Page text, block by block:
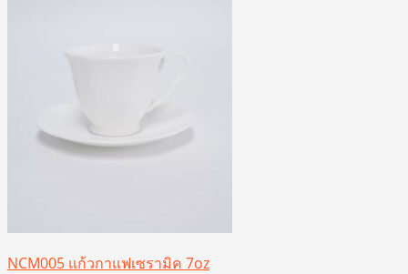
NCM005 แก้วกาแฟเซรามิค 7oz